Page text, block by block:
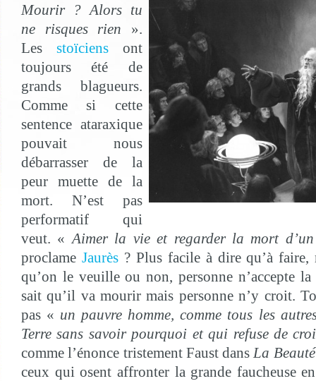
Mourir ? Alors tu
ne risques rien ».
Les stoïciensont
toujours été de
grands blagueurs.
Comme si cette
sentence ataraxique
pouvait nous
débarrasser de la
peur muette de la
mort. N’est pas
performatif qui
veut. «Aimer la vie et regarder la mort
proclame Jaurès? Plus facile à dire qu’à faire,
qu’on le veuille ou non, personne n’accepte
sait qu’il va mourir mais personne n’y croit.
pas « un pauvre homme, comme tous les
Terre sans savoir pourquoi et qui refuse de
comme l’énonce tristement Faust dansLa
ceux qui osent affronter la grande faucheuse